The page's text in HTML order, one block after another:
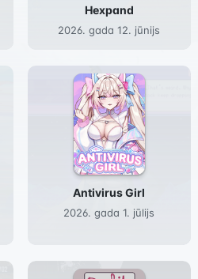
Hexpand
2026. gada 12. jūnijs
Antivirus Girl
2026. gada 1. jūlijs